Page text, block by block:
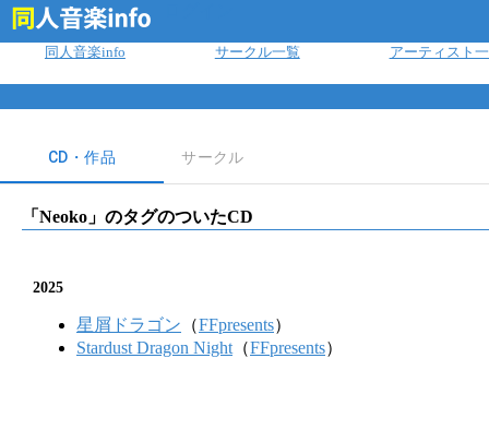
同人音楽info サークル一覧 アーティスト
CD・作品 サークル
「 Neoko 」のタグのついたCD
2025
星屑ドラゴン （FFpresents）
Stardust Dragon Night （FFpresents）